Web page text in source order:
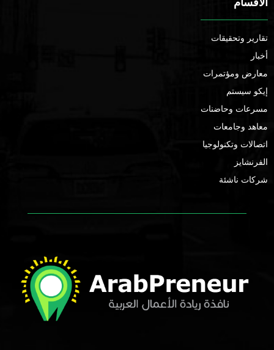
تقارير وتحقيقات
أخبار
معارض ومؤتمرات
إيكو سيستم
مسرعات وحاضنات
معاهد وجامعات
اتصالات وتكنولوجيا
الفرنشايز
شركات ناشئة